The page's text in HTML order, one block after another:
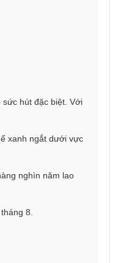
sức hút đặc biệt. Với
xanh ngắt dưới vực
nghìn năm lao
8.